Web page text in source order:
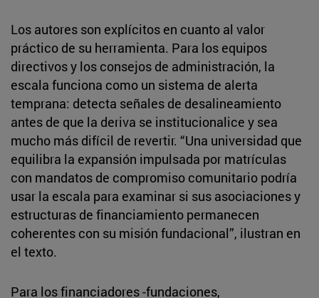
Los autores son explícitos en cuanto al valor
práctico de su herramienta. Para los equipos
directivos y los consejos de administración, la
escala funciona como un sistema de alerta
temprana: detecta señales de desalineamiento
antes de que la deriva se institucionalice y sea
mucho más difícil de revertir. “Una universidad que
equilibra la expansión impulsada por matrículas
con mandatos de compromiso comunitario podría
usar la escala para examinar si sus asociaciones y
estructuras de financiamiento permanecen
coherentes con su misión fundacional”, ilustran en
el texto.
Para los financiadores -fundaciones,